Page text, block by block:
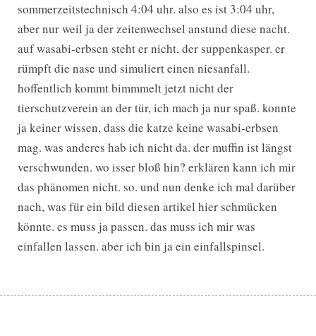
sommerzeitstechnisch 4:04 uhr. also es ist 3:04 uhr,
aber nur weil ja der zeitenwechsel anstund diese nacht.
auf wasabi-erbsen steht er nicht, der suppenkasper. er
rümpft die nase und simuliert einen niesanfall.
hoffentlich kommt bimmmelt jetzt nicht der
tierschutzverein an der tür, ich mach ja nur spaß. konnte
ja keiner wissen, dass die katze keine wasabi-erbsen
mag. was anderes hab ich nicht da. der muffin ist längst
verschwunden. wo isser bloß hin? erklären kann ich mir
das phänomen nicht. so. und nun denke ich mal darüber
nach, was für ein bild diesen artikel hier schmücken
könnte. es muss ja passen. das muss ich mir was
einfallen lassen. aber ich bin ja ein einfallspinsel.